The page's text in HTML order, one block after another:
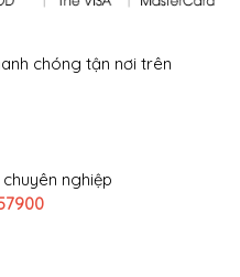
chóng tận nơi trên
nghiệp